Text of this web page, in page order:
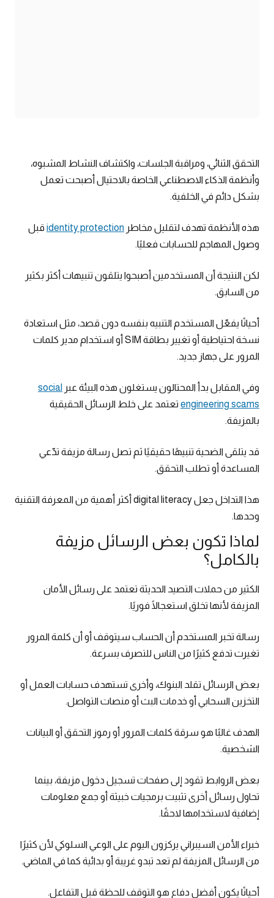
التحقق الثنائي، ومراقبة الجلسات، واكتشاف النشاط المشبوه،
وأنظمة الذكاء الاصطناعي الخاصة بالاحتيال أصبحت تعمل
بشكل دائم في الخلفية.
هذه الأنظمة تهدف لتقليل مخاطر identity protection قبل
وصول المهاجم للحسابات فعليًا.
لكن النتيجة أن المستخدمين أصبحوا يتلقون تنبيهات أكثر بكثير
من السابق.
أحيانًا يفعّل المستخدم التنبيه بنفسه دون قصد، مثل استعادة
نسخة احتياطية أو تغيير بطاقة SIM أو استخدام مدير كلمات
المرور على جهاز جديد.
وفي المقابل بدأ المحتالون يستغلون هذه البيئة عبر social
engineering scams تعتمد على خلط الرسائل الحقيقية
بالمزيفة.
قد يتلقى الضحية تنبيهًا حقيقيًا ثم تصل رسالة مزيفة تدّعي
المساعدة أو تطلب التحقق.
هذا التداخل جعل digital literacy أكثر أهمية من المعرفة التقنية
وحدها.
لماذا تكون بعض الرسائل مزيفة
بالكامل؟
الكثير من حملات التصيد الحديثة تعتمد على رسائل الأمان
المزيفة لأنها تخلق استعجالًا فوريًا.
رسالة تخبر المستخدم أن الحساب سيتوقف أو أن كلمة المرور
تغيرت تدفع كثيرًا من الناس للتصرف بسرعة.
بعض الرسائل تقلد البنوك، وأخرى تستهدف حسابات العمل أو
التخزين السحابي أو خدمات البث أو منصات التواصل.
الهدف غالبًا هو سرقة كلمات المرور أو رموز التحقق أو البيانات
الشخصية.
بعض الروابط تقود إلى صفحات تسجيل دخول مزيفة، بينما
تحاول رسائل أخرى تثبيت برمجيات خبيثة أو جمع معلومات
إضافية لاستخدامها لاحقًا.
خبراء الأمن السيبراني يركزون اليوم على الوعي السلوكي لأن كثيرًا
من الرسائل المزيفة لم تعد تبدو غريبة أو بدائية كما في الماضي.
أحيانًا يكون أفضل دفاع هو التوقف للحظة قبل التفاعل.